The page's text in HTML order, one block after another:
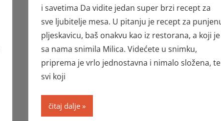
i savetima Da vidite jedan super brzi recept za
sve ljubitelje mesa. U pitanju je recept za
pljeskavicu, baš onakvu kao iz restorana, a koji je
sa nama snimila Milica. Videćete u snimku,
priprema je vrlo jednostavna i nimalo složena, te
svi koji
čitaj dalje